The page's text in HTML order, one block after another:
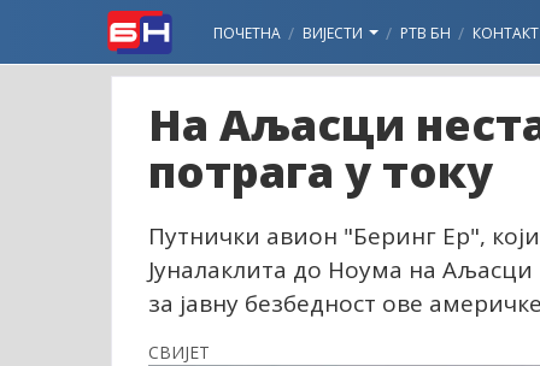
ПОЧЕТНА ВИЈЕСТИ РТВ БН КОНТАКТ
На Аљасци
потрага у току
Путнички авион "Беринг Ер",
Јуналаклита до Ноума на Аљасци
за јавну безбедност ове
СВИЈЕТ